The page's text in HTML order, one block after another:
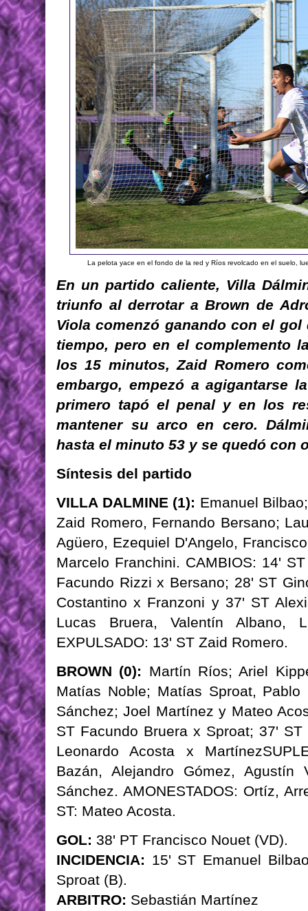
La pelota yace en el fondo de la red y Ríos revolcado en el suelo,
En un partido caliente, Villa
triunfo al derrotar a Brown de
Viola comenzó ganando con el
tiempo, pero en el complemento
los 15 minutos, Zaid Romero
embargo, empezó a agigantarse
primero tapó el penal y en los
mantener su arco en cero.
hasta el minuto 53 y se quedó con
Síntesis del partido
VILLA DALMINE (1): Emanuel
Zaid Romero, Fernando Bersano;
Agüero, Ezequiel D'Angelo,
Marcelo Franchini. CAMBIOS: 14'
Facundo Rizzi x Bersano; 28' ST
Costantino x Franzoni y 37' ST
Lucas Bruera, Valentín Albano,
EXPULSADO: 13' ST Zaid Romero.
BROWN (0):
Martín Ríos; Ariel
Matías Noble; Matías Sproat,
Sánchez; Joel Martínez y Mateo
ST Facundo Bruera x Sproat; 37'
Leonardo Acosta x
Bazán, Alejandro Gómez, Agustín
Sánchez. AMONESTADOS: Ortíz,
ST: Mateo Acosta.
GOL: 38' PT Francisco Nouet (VD).
INCIDENCIA: 15' ST Emanuel
Sproat (B).
ARBITRO: Sebastián Martínez